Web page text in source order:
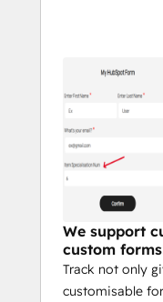
We support
custom
Track not only
customisable